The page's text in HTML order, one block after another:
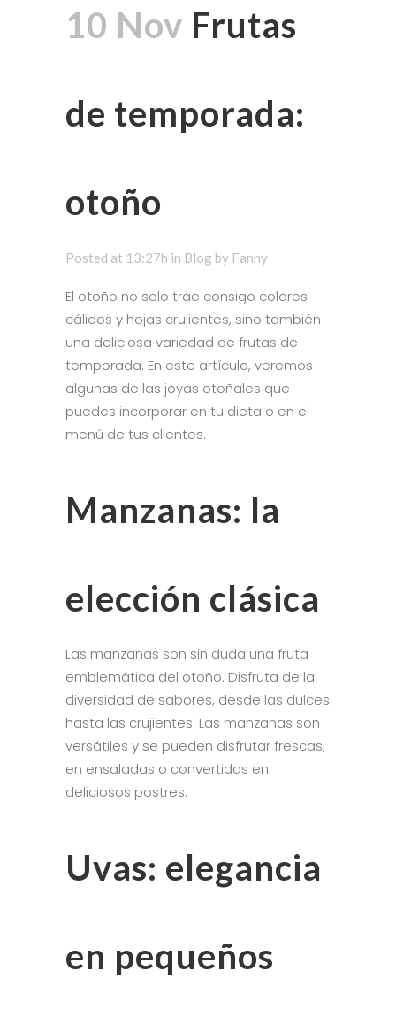
10 Nov Frutas
de temporada:
otoño
Posted at 13:27h in Blog by Fanny
El otoño no solo trae consigo colores
cálidos y hojas crujientes, sino también
una deliciosa variedad de frutas de
temporada. En este artículo, veremos
algunas de las joyas otoñales que
puedes incorporar en tu dieta o en el
menú de tus clientes.
Manzanas: la
elección clásica
Las manzanas son sin duda una fruta
emblemática del otoño. Disfruta de la
diversidad de sabores, desde las dulces
hasta las crujientes. Las manzanas son
versátiles y se pueden disfrutar frescas,
en ensaladas o convertidas en
deliciosos postres.
Uvas: elegancia
en pequeños